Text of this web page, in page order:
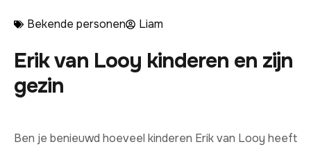
Bekende personen Liam
Erik van Looy kinderen en zijn
gezin
Ben je benieuwd hoeveel kinderen Erik van Looy heeft